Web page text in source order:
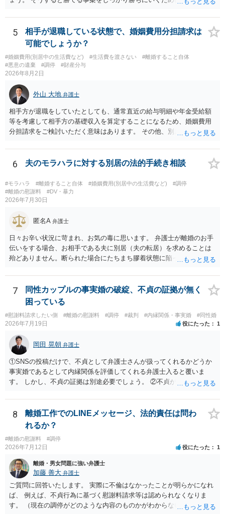
5
相手が退職している状態で、婚姻費用分担請求は
可能でしょうか？
#婚姻費用(別居中の生活費など) #生活費を渡さない
#離婚すること自体
#悪意の遺棄
#調停 #財産分与
2026年8月2日
外山 大地 弁護士
相手方が退職をしていたとしても、通常直近の給与明細や年金受給額
等を考慮して相手方の基礎収入を算定することになるため、婚姻費用
分担請求をご検討いただく意味はあります。 その他、別居の経緯、質
て、ご検討いただくのが良いかと思います。
6 夫のモラハラに対する別居の法的手続き相談
#モラハラ #離婚すること自体 #婚姻費用(別居中の生活費など)
#調停
#離婚の慰謝料
#DV・暴力
2026年7月30日
匿名A 弁護士
日々お辛い状況に苛まれ、お気の毒に思います。 弁護士が離婚のお手
伝いをする場合、お相手である夫に別居（夫の転居）を求めることは
殆どありません。断られた場合にたちまち膠着状態に陥ってしまうの
高いためです。 実務的には、ご相談者さまが転居する形で離婚協議等
を進める選択を採らざるを得ないことが圧倒的多数です。
7
同性カップルの事実婚の破綻、不貞の証拠が無く
困っている
#慰謝料請求したい側 #離婚の慰謝料 #調停 #裁判 #内縁関係・事実婚 #同性婚
2026年7月19日 役にたった 1
岡田 晃朝 弁護士
①SNSの投稿だけで、不貞として弁護士さんが扱ってくれるかどうか
事実婚であるとして内縁関係を評価してくれる弁護士入ると覆いま
す。 しかし、不貞の証拠は別途必要でしょう。 ②不貞が認められない
消にあたるかどうか そこは協議の余地はあるかもしれませんが、離婚
の場合も相互に帰責性が無ければ（立証できなければ）、慰謝料など
は無いので、意味があるかでしょうね。
8
離婚工作でのLINEメッセージ、法的責任は問わ
れるか？
#離婚の慰謝料 #調停
2026年7月12日 役にたった 1
離婚・男女問題に強い弁護士
加藤 善大 弁護士
ご質問に回答いたします。 実際に不倫はなかったことが明らかになれ
ば、 例えば、不貞行為に基づく慰謝料請求等は認められなくなりま
す。 （現在の調停がどのような内容のものかがわからないため、即断